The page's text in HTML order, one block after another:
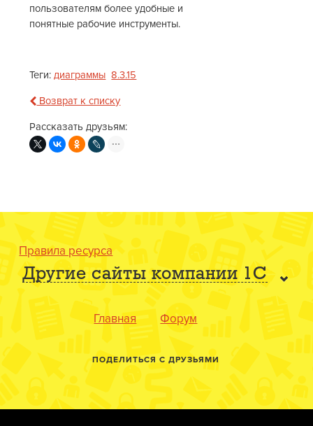
пользователям более удобные и
понятные рабочие инструменты.
Теги:диаграммы 8.3.15
Возврат к списку
Рассказать друзьям:
Правила ресурса
Другие сайты компании 1С
Главная Форум
ПОДЕЛИТЬСЯ С ДРУЗЬЯМИ